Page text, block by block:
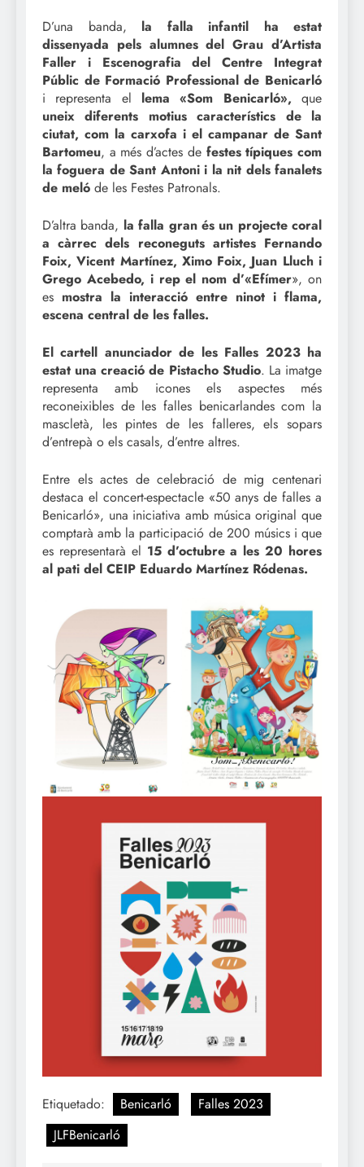
D’una banda, la falla infantil ha estat
dissenyada pels alumnes del Grau d’Artista
Faller i Escenografia del Centre Integrat
Públic de Formació Professional de Benicarló
i representa el lema «Som Benicarló», que
uneix diferents motius característics de la
ciutat, com la carxofa i el campanar de Sant
Bartomeu, a més d’actes de festes típiques com
la foguera de Sant Antoni i la nit dels fanalets
de meló de les Festes Patronals.
D’altra banda, la falla gran és un projecte coral
a càrrec dels reconeguts artistes Fernando
Foix, Vicent Martínez, Ximo Foix, Juan Lluch i
Grego Acebedo, i rep el nom d’«Efímer», on
es mostra la interacció entre ninot i flama,
escena central de les falles.
El cartell anunciador de les Falles 2023 ha
estat una creació de Pistacho Studio. La imatge
representa amb icones els aspectes més
reconeixibles de les falles benicarlandes com la
mascletà, les pintes de les falleres, els sopars
d’entrepà o els casals, d’entre altres.
Entre els actes de celebració de mig centenari
destaca el concert-espectacle «50 anys de falles a
Benicarló», una iniciativa amb música original que
comptarà amb la participació de 200 músics i que
es representarà el 15 d’octubre a les 20 hores
al pati del CEIP Eduardo Martínez Ródenas.
Etiquetado: Benicarló
Falles 2023
JLFBenicarló